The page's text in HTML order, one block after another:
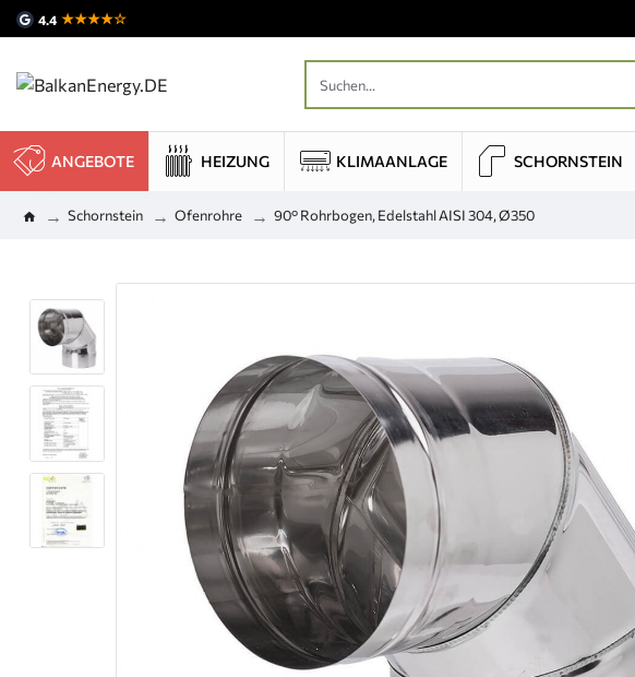
4.4 ★★★★☆
ANGEBOTE HEIZUNG KLIMAANLAGE SCHORNSTEIN
Schornstein Ofenrohre 90° Rohrbogen, Edelstahl AISI 304, Ø350